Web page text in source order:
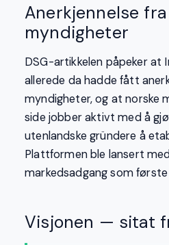
Anerkjennelse
myndigheter
DSG-artikkelen påpeker at
allerede da hadde fått
myndigheter, og at norske
side jobber aktivt med å
utenlandske gründere å
Plattformen ble lansert
markedsadgang som
Visjonen — sitat